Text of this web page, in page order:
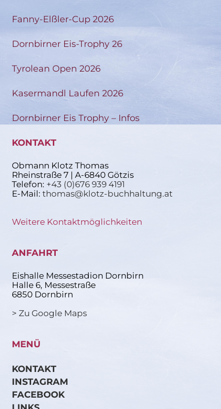
Fanny-Elßler-Cup 2026
Dornbirner Eis-Trophy 26
Tyrolean Open 2026
Kasermandl Laufen 2026
Dornbirner Eis Trophy – Infos
KONTAKT
Obmann Klotz Thomas
Rheinstraße 7 | A-6840 Götzis
Telefon: +43 (0)676 939 4191
E-Mail: thomas@klotz-buchhaltung.at
Weitere Kontaktmöglichkeiten
ANFAHRT
Eishalle Messestadion Dornbirn
Halle 6, Messestraße
6850 Dornbirn
> Zu Google Maps
MENÜ
KONTAKT
INSTAGRAM
FACEBOOK